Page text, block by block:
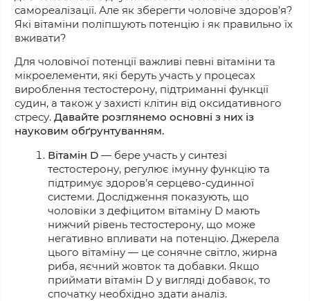
самореалізації. Але як зберегти чоловіче здоров’я?
Які вітаміни поліпшують потенцію і як правильно їх
вживати?
Для чоловічої потенції важливі певні вітаміни та
мікроелементи, які беруть участь у процесах
вироблення тестостерону, підтриманні функції
судин, а також у захисті клітин від оксидативного
стресу. Давайте розглянемо основні з них із
науковим обґрунтуванням.
Вітамін D — бере участь у синтезі
тестостерону, регулює імунну функцію та
підтримує здоров’я серцево-судинної
системи. Дослідження показують, що
чоловіки з дефіцитом вітаміну D мають
нижчий рівень тестостерону, що може
негативно впливати на потенцію. Джерела
цього вітаміну — це сонячне світло, жирна
риба, яєчний жовток та добавки. Якщо
приймати вітамін D у вигляді добавок, то
спочатку необхідно здати аналіз.